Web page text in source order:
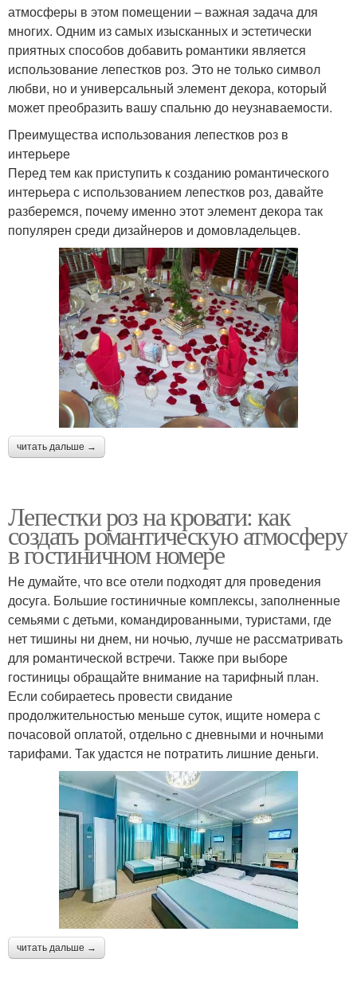
атмосферы в этом помещении – важная задача для
многих. Одним из самых изысканных и эстетически
приятных способов добавить романтики является
использование лепестков роз. Это не только символ
любви, но и универсальный элемент декора, который
может преобразить вашу спальню до неузнаваемости.
Преимущества использования лепестков роз в
интерьере
Перед тем как приступить к созданию романтического
интерьера с использованием лепестков роз, давайте
разберемся, почему именно этот элемент декора так
популярен среди дизайнеров и домовладельцев.
читать дальше →
Лепестки роз на кровати: как
создать романтическую атмосферу
в гостиничном номере
Не думайте, что все отели подходят для проведения
досуга. Большие гостиничные комплексы, заполненные
семьями с детьми, командированными, туристами, где
нет тишины ни днем, ни ночью, лучше не рассматривать
для романтической встречи. Также при выборе
гостиницы обращайте внимание на тарифный план.
Если собираетесь провести свидание
продолжительностью меньше суток, ищите номера с
почасовой оплатой, отдельно с дневными и ночными
тарифами. Так удастся не потратить лишние деньги.
читать дальше →